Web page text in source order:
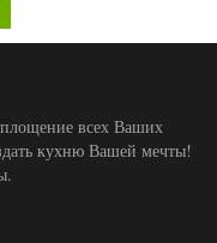
всех Ваших
кухню Вашей мечты!